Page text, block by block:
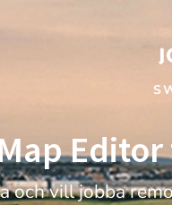
och vill jobba